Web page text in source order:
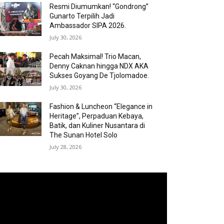
Resmi Diumumkan! “Gondrong”
Gunarto Terpilih Jadi
Ambassador SIPA 2026.
July 30, 2026
Pecah Maksimal! Trio Macan,
Denny Caknan hingga NDX AKA
Sukses Goyang De Tjolomadoe.
July 30, 2026
Fashion & Luncheon “Elegance in
Heritage”, Perpaduan Kebaya,
Batik, dan Kuliner Nusantara di
The Sunan Hotel Solo
July 28, 2026